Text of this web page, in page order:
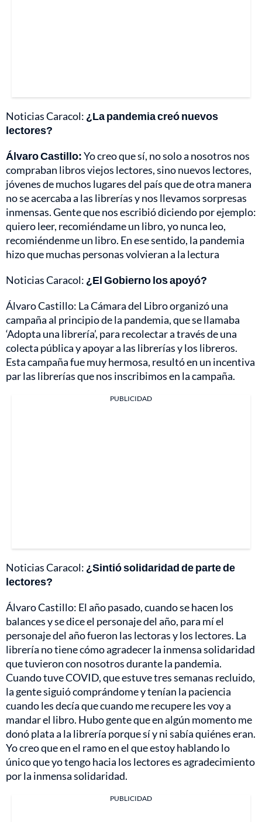
Noticias Caracol: ¿La pandemia creó nuevos
lectores?
Álvaro Castillo:Yo creo que sí, no solo a nosotros nos
compraban libros viejos lectores, sino nuevos lectores,
jóvenes de muchos lugares del país que de otra manera
no se acercaba a las librerías y nos llevamos sorpresas
inmensas. Gente que nos escribió diciendo por ejemplo:
quiero leer, recomiéndame un libro, yo nunca leo,
recomiéndenme un libro. En ese sentido, la pandemia
hizo que muchas personas volvieran a la lectura
Noticias Caracol: ¿El Gobierno los apoyó?
Álvaro Castillo: La Cámara del Libro organizó una
campaña al principio de la pandemia, que se llamaba
‘Adopta una librería’, para recolectar a través de una
colecta pública y apoyar a las librerías y los libreros.
Esta campaña fue muy hermosa, resultó en un incentiva
par las librerías que nos inscribimos en la campaña.
PUBLICIDAD
Noticias Caracol: ¿Sintió solidaridad de parte de
lectores?
Álvaro Castillo: El año pasado, cuando se hacen los
balances y se dice el personaje del año, para mí el
personaje del año fueron las lectoras y los lectores. La
librería no tiene cómo agradecer la inmensa solidaridad
que tuvieron con nosotros durante la pandemia.
Cuando tuve COVID, que estuve tres semanas recluido,
la gente siguió comprándome y tenían la paciencia
cuando les decía que cuando me recupere les voy a
mandar el libro. Hubo gente que en algún momento me
donó plata a la librería porque sí y ni sabía quiénes eran.
Yo creo que en el ramo en el que estoy hablando lo
único que yo tengo hacia los lectores es agradecimiento
por la inmensa solidaridad.
PUBLICIDAD